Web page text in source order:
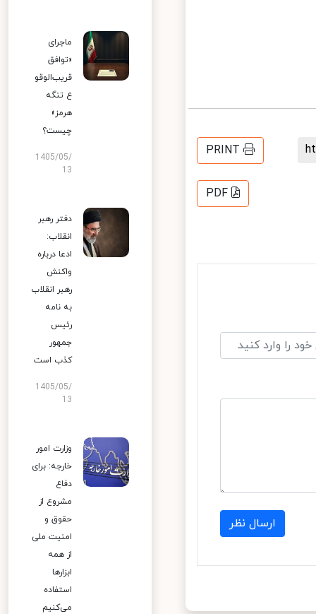
PRINT
PDF
ارسال نظر
ماجرای
«توافق
قریب‌الوقو
ع تنگه
هرمز»
چیست؟
1405/05/
13
دفتر رهبر
انقلاب:
ادعا درباره
واکنش
رهبر انقلاب
به نامه
رئیس
جمهور
کذب است
1405/05/
13
وزارت امور
خارجه: برای
دفاع
مشروع از
حقوق و
امنیت ملی
از همه
ابزارها
استفاده
می‌کنیم